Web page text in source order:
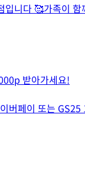
니다 🥰가족이
받아가세요!
버페이 또는